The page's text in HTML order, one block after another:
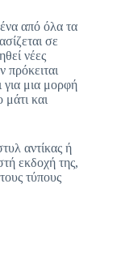
από όλα τα
σε
νέες
πρόκειται
για μια μορφή
μάτι και
αντίκας ή
εκδοχή της,
τύπους